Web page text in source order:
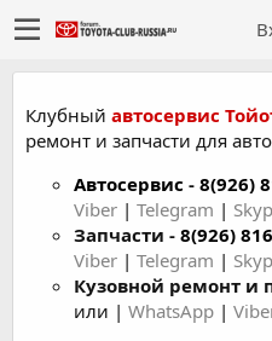
Клубный автосервис
ремонт и запчасти для авто
Автосервис - 8(926)
Viber | Telegram |
Запчасти - 8(926)
Viber | Telegram |
Кузовной ремонт и
или | WhatsApp |